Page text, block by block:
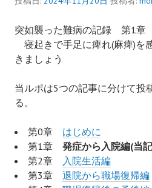
突如襲った難病の記録 第1章
寝起きで手足に痺れ(麻痺)を
きましょう
当ルポは5つの記事に分けて投
る。
第0章 はじめに
第1章 発症から入院編(当
第2章
入院生活編
第3章 退院から職場復帰編